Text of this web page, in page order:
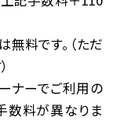
料です。（ただ
ナーでご利用の
数料が異なりま